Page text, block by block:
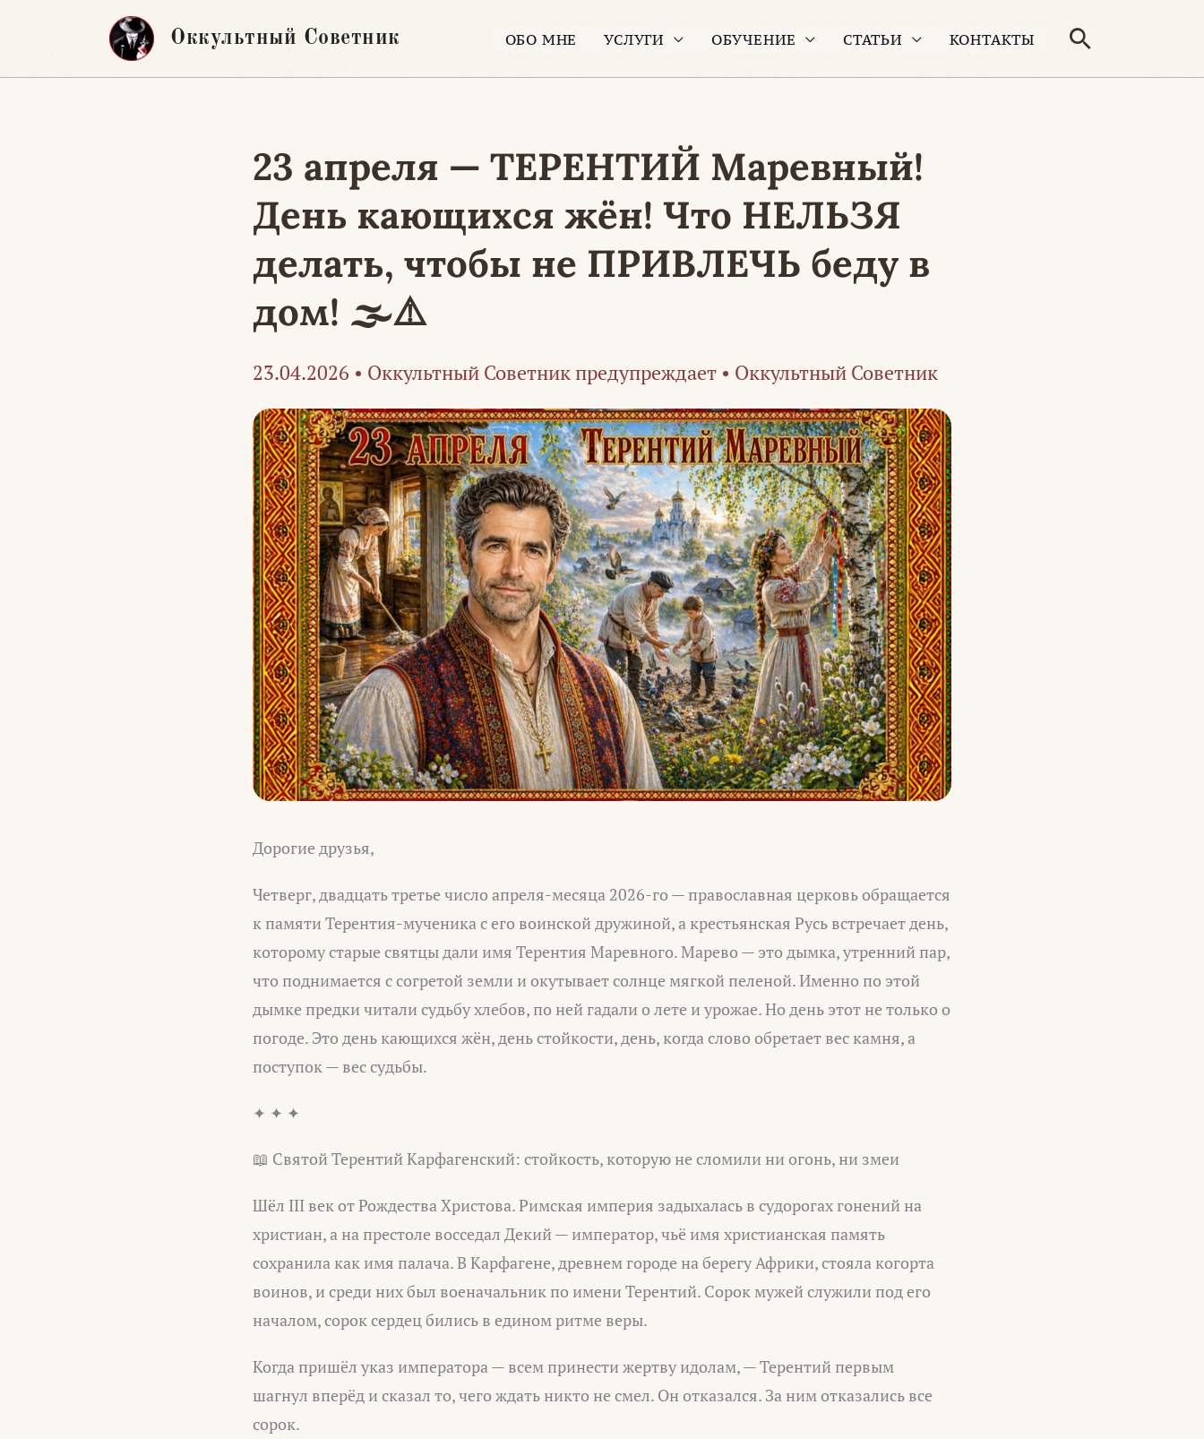
Оккультный Советник ОБО МНЕ УСЛУГИ ОБУЧЕНИЕ СТАТЬИ КОНТАКТЫ Поиск
23 апреля — ТЕРЕНТИЙ Маревный!
День кающихся жён! Что НЕЛЬЗЯ
делать, чтобы не ПРИВЛЕЧЬ беду в
дом! 🌫️⚠️
23.04.2026 • Оккультный Советник предупреждает • Оккультный Советник
Дорогие друзья,
Четверг, двадцать третье число апреля-месяца 2026-го — православная церковь обращается
к памяти Терентия-мученика с его воинской дружиной, а крестьянская Русь встречает день,
которому старые святцы дали имя Терентия Маревного. Марево — это дымка, утренний пар,
что поднимается с согретой земли и окутывает солнце мягкой пеленой. Именно по этой
дымке предки читали судьбу хлебов, по ней гадали о лете и урожае. Но день этот не только о
погоде. Это день кающихся жён, день стойкости, день, когда слово обретает вес камня, а
поступок — вес судьбы.
✦ ✦ ✦
📖 Святой Терентий Карфагенский: стойкость, которую не сломили ни огонь, ни змеи
Шёл III век от Рождества Христова. Римская империя задыхалась в судорогах гонений на
христиан, а на престоле восседал Декий — император, чьё имя христианская память
сохранила как имя палача. В Карфагене, древнем городе на берегу Африки, стояла когорта
воинов, и среди них был военачальник по имени Терентий. Сорок мужей служили под его
началом, сорок сердец бились в едином ритме веры.
Когда пришёл указ императора — всем принести жертву идолам, — Терентий первым
шагнул вперёд и сказал то, чего ждать никто не смел. Он отказался. За ним отказались все
сорок.